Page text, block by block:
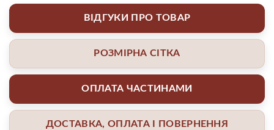
ВІДГУКИ ПРО ТОВАР
РОЗМІРНА СІТКА
ОПЛАТА ЧАСТИНАМИ
ДОСТАВКА, ОПЛАТА І ПОВЕРНЕННЯ